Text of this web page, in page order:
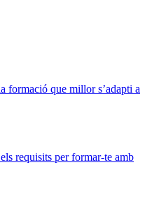
formació que millor s’adapti a
requisits per formar-te amb